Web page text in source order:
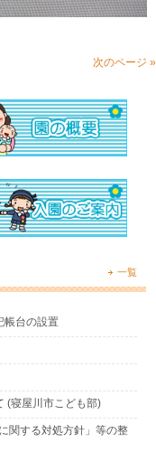
次のページ »
一覧
帳台の設置
(寝屋川市こども部)
関する対処方針」等の整